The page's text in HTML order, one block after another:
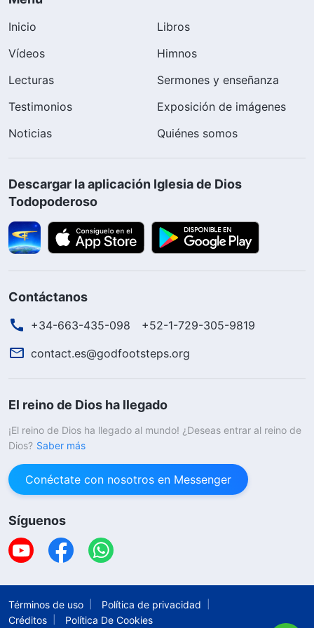
Inicio
Libros
Vídeos
Himnos
Lecturas
Sermones y enseñanza
Testimonios
Exposición de imágenes
Noticias
Quiénes somos
Descargar la aplicación Iglesia de Dios
Todopoderoso
Contáctanos
+34-663-435-098
+52-1-729-305-9819
contact.es@godfootsteps.org
El reino de Dios ha llegado
¡El reino de Dios ha llegado al mundo! ¿Deseas entrar al reino de
Dios? Saber más
Conéctate con nosotros en Messenger
Síguenos
Términos de uso
Política de privacidad
Créditos
Política De Cookies